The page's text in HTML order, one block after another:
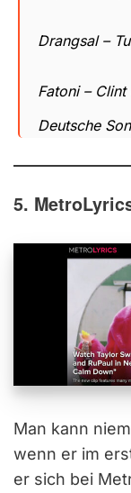
Drangsal –
Fatoni –
Deutsche
5.
Man kann
wenn er im
er sich bei